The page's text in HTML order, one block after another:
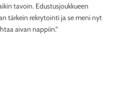
tavoin. Edustusjoukkueen
tärkein rekrytointi ja se meni nyt
aivan nappiin.”